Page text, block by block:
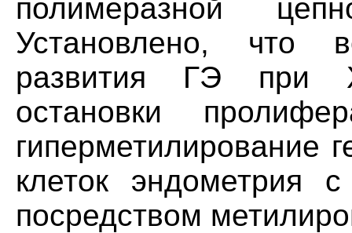
полимеразной
Установлено, что
развития ГЭ при
остановки
гиперметилирование
клеток эндометрия
посредством